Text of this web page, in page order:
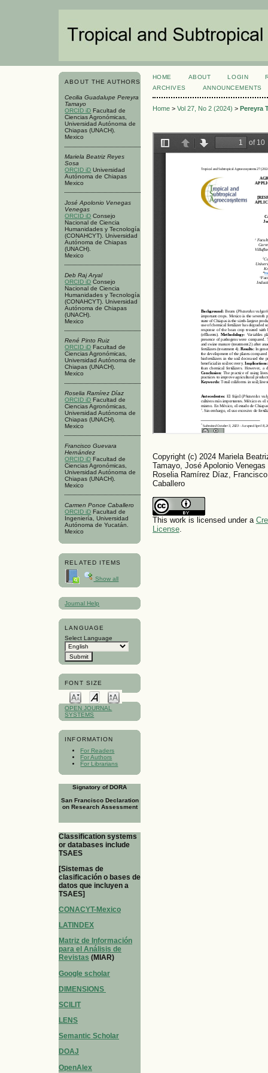
ABOUT THE AUTHORS
Cecilia Guadalupe Pereyra
Tamayo
ORCID iD Facultad de
Ciencias Agronómicas,
Universidad Autónoma de
Chiapas (UNACH).
Mexico
Mariela Beatriz Reyes
Sosa
ORCID iD Universidad
Autónoma de Chiapas
Mexico
José Apolonio Venegas
Venegas
ORCID iD Consejo
Nacional de Ciencia
Humanidades y Tecnología
(CONAHCYT). Universidad
Autónoma de Chiapas
(UNACH).
Mexico
Deb Raj Aryal
ORCID iD Consejo
Nacional de Ciencia
Humanidades y Tecnología
(CONAHCYT). Universidad
Autónoma de Chiapas
(UNACH).
Mexico
René Pinto Ruiz
ORCID iD Facultad de
Ciencias Agronómicas,
Universidad Autónoma de
Chiapas (UNACH).
Mexico
Roselia Ramírez Díaz
ORCID iD Facultad de
Ciencias Agronómicas,
Universidad Autónoma de
Chiapas (UNACH).
Mexico
Francisco Guevara
Hernández
ORCID iD Facultad de
Ciencias Agronómicas,
Universidad Autónoma de
Chiapas (UNACH).
Mexico
Carmen Ponce Caballero
ORCID iD Facultad de
Ingeniería, Universidad
Autónoma de Yucatán.
Mexico
RELATED ITEMS
Show all
Journal Help
LANGUAGE
Select Language
FONT SIZE
OPEN JOURNAL
SYSTEMS
INFORMATION
For Readers
For Authors
For Librarians
Signatory of DORA
San Francisco Declaration
on Research Assessment
Classification systems
or databases include
TSAES
[Sistemas de
clasificación o bases de
datos que incluyen a
TSAES]
CONACYT-Mexico
LATINDEX
Matriz de Información
para el Análisis de
Revistas (MIAR)
Google scholar
DIMENSIONS
SCILIT
LENS
Semantic Scholar
DOAJ
OpenAlex
HOME ABOUT LOGIN
ARCHIVES
ANNOUNCEMENTS
Home> Vol 27, No 2 (2024) > Pereyra
Copyright (c) 2024 Mariela
Tamayo, José Apolonio
Roselia Ramírez Díaz,
Caballero
This work is licensed under a
License.